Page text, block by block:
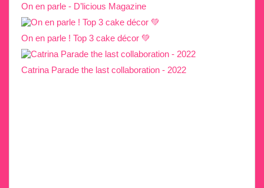
On en parle - D’licious Magazine
On en parle ! Top 3 cake décor 💚
Catrina Parade the last collaboration - 2022